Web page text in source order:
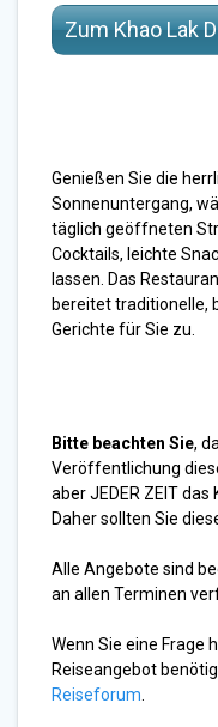
Zum Khao Lak
Genießen Sie die
Sonnenuntergang,
täglich geöffneten
Cocktails, leichte
lassen. Das
bereitet traditionelle,
Gerichte für Sie zu.
Bitte beachten Sie,
Veröffentlichung
aber JEDER ZEIT
Daher sollten Sie
Alle Angebote sind
an allen Terminen
Wenn Sie eine Frage
Reiseangebot
Reiseforum.